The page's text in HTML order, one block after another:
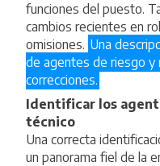
funciones del puesto.
cambios recientes en
omisiones. Una
de agentes de riesgo y
correcciones.
Identificar los
técnico
Una correcta
un panorama fiel de la